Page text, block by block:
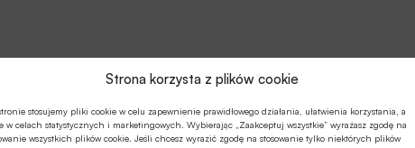
Strona korzysta z plików cookie
stosujemy pliki cookie w celu zapewnienie prawidłowego działania, ułatwienia korzystania, a
w celach statystycznych i marketingowych. Wybierając „Zaakceptuj wszystkie” wyrażasz zgodę na
wszystkich plików cookie. Jeśli chcesz wyrazić zgodę na stosowanie tylko niektórych plików